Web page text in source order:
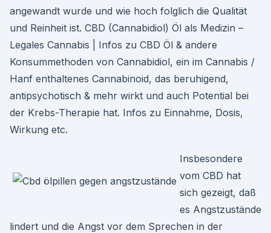
angewandt wurde und wie hoch folglich die Qualität
und Reinheit ist. CBD (Cannabidiol) Öl als Medizin –
Legales Cannabis | Infos zu CBD Öl & andere
Konsummethoden von Cannabidiol, ein im Cannabis /
Hanf enthaltenes Cannabinoid, das beruhigend,
antipsychotisch & mehr wirkt und auch Potential bei
der Krebs-Therapie hat. Infos zu Einnahme, Dosis,
Wirkung etc.
Insbesondere
vom CBD hat
sich gezeigt, daß
es Angstzustände
lindert und die Angst vor dem Sprechen in der